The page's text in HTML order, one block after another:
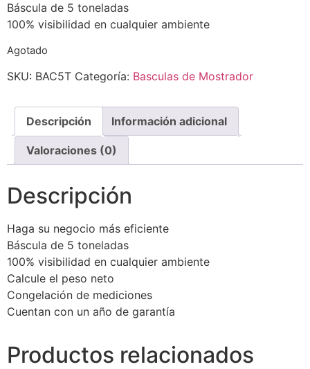
Báscula de 5 toneladas
100% visibilidad en cualquier ambiente
Agotado
SKU: BAC5T Categoría: Basculas de Mostrador
Descripción Información adicional
Valoraciones (0)
Descripción
Haga su negocio más eficiente
Báscula de 5 toneladas
100% visibilidad en cualquier ambiente
Calcule el peso neto
Congelación de mediciones
Cuentan con un año de garantía
Productos relacionados